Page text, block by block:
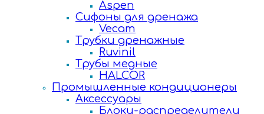
Aspen
Сифоны для дренажа
Vecam
Трубки дренажные
Ruvinil
Трубы медные
HALCOR
Промышленные кондиционеры
Аксессуары
Блоки-распределители